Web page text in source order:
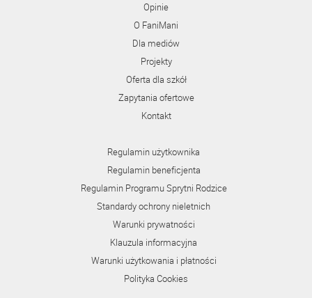
Opinie
O FaniMani
Dla mediów
Projekty
Oferta dla szkół
Zapytania ofertowe
Kontakt
Regulamin użytkownika
Regulamin beneficjenta
Regulamin Programu Sprytni Rodzice
Standardy ochrony nieletnich
Warunki prywatności
Klauzula informacyjna
Warunki użytkowania i płatności
Polityka Cookies